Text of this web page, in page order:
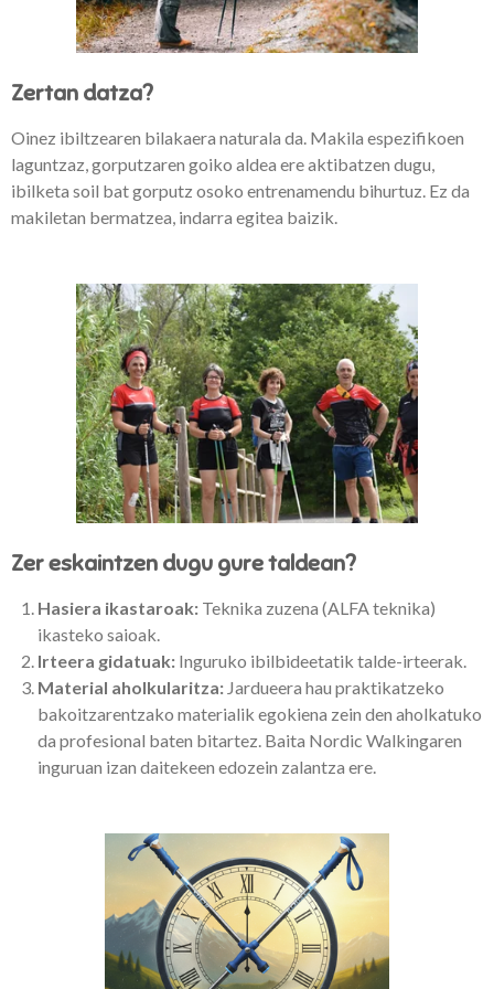
Zertan datza?
Oinez ibiltzearen bilakaera naturala da. Makila espezifikoen
laguntzaz, gorputzaren goiko aldea ere aktibatzen dugu,
ibilketa soil bat gorputz osoko entrenamendu bihurtuz. Ez da
makiletan bermatzea, indarra egitea baizik.
Zer eskaintzen dugu gure taldean?
Hasiera ikastaroak: Teknika zuzena (ALFA teknika)
ikasteko saioak.
Irteera gidatuak: Inguruko ibilbideetatik talde-irteerak.
Material aholkularitza: Jardueera hau praktikatzeko
bakoitzarentzako materialik egokiena zein den aholkatuko
da profesional baten bitartez. Baita Nordic Walkingaren
inguruan izan daitekeen edozein zalantza ere.